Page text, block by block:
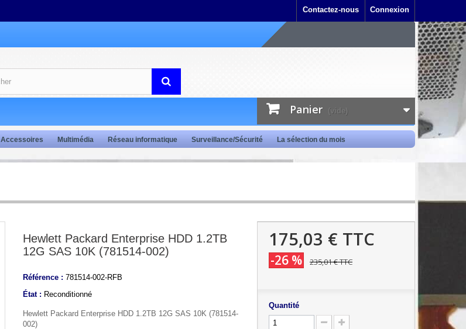
Connexion
Contactez-nous
Panier (vide)
Accessoires Multimédia Réseau informatique Surveillance/Sécurité La sélection du mois
Hewlett Packard Enterprise HDD 1.2TB
12G SAS 10K (781514-002)
Référence : 781514-002-RFB
État : Reconditionné
Hewlett Packard Enterprise HDD 1.2TB 12G SAS 10K (781514-
002)
175,03 € TTC
-26 % 235,01 €TTC
Quantité